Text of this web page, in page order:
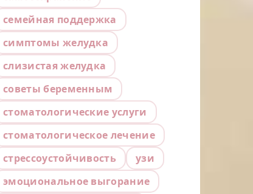
семейная поддержка
симптомы желудка
слизистая желудка
советы беременным
стоматологические услуги
стоматологическое лечение
стрессоустойчивость
узи
эмоциональное выгорание